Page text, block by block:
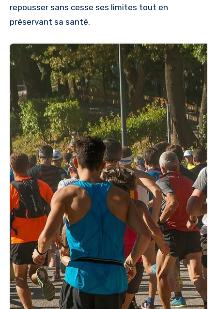
repousser sans cesse ses limites tout en
préservant sa santé.